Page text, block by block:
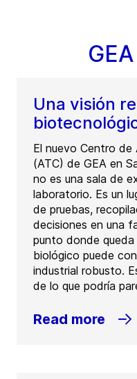
Una visión
El nuevo Centro de
(ATC) de GEA en
no es una sala de
laboratorio. Es un
de pruebas,
decisiones en una
punto donde
biológico puede
industrial robusto.
de lo que podría
Read more